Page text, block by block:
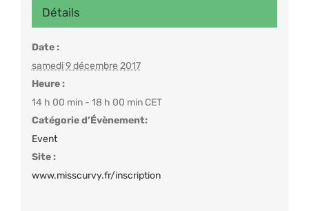
Détails
Date :
samedi 9 décembre 2017
Heure :
14 h 00 min - 18 h 00 min CET
Catégorie d’Évènement:
Event
Site :
www.misscurvy.fr/inscription